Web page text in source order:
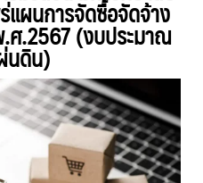
แผนการจัดซื้อจัดจ้าง
ศ.2567 (งบประมาณ
นดิน)